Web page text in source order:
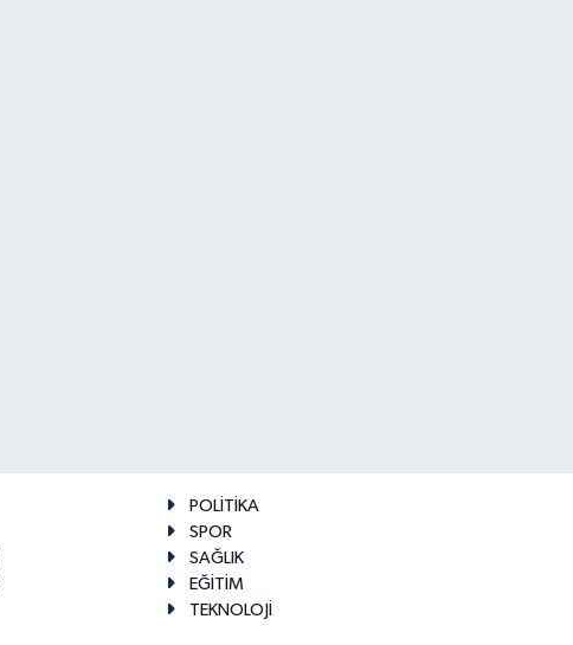
POLİTİKA
SPOR
SAĞLIK
EĞİTİM
TEKNOLOJİ